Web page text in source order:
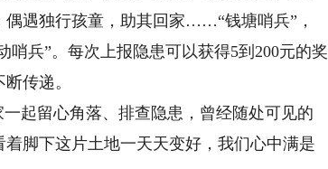
遇独行孩童，助其回家……“钱塘哨兵”，
哨兵”。每次上报隐患可以获得5到200元的奖
传递。
起留心角落、排查隐患，曾经随处可见的
脚下这片土地一天天变好，我们心中满是